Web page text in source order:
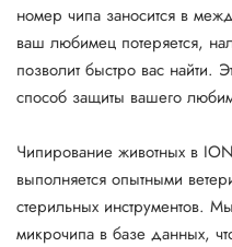
номер чипа заносится в
ваш любимец потеряется,
позволит быстро вас найти.
способ защиты вашего
Чипирование животных в
выполняется опытными
стерильных инструментов.
микрочипа в базе данных,